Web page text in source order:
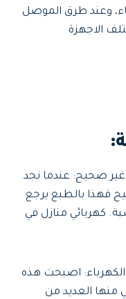
وعند طرق الموصل
الاجهزة
صحيح: عندما نجد
فهذا بالطبع يرجع
كهربائي منازل في
الكهرباء: اصبحت هذه
منها العديد من